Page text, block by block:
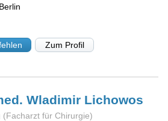
Berlin
Zum Profil
Wladimir Lichowos
(Facharzt für Chirurgie)